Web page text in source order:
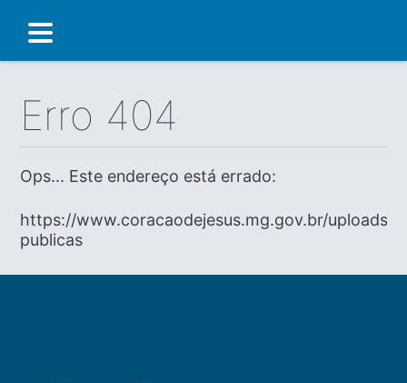
Erro 404
Ops... Este endereço está errado:
https://www.coracaodejesus.mg.gov.br/uploads/
publicas